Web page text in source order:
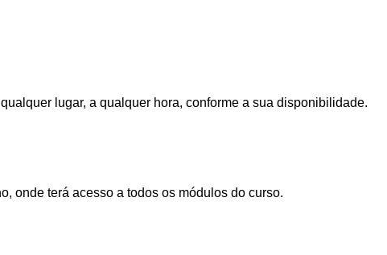
lugar, a qualquer hora, conforme a sua disponibilidade.
onde terá acesso a todos os módulos do curso.